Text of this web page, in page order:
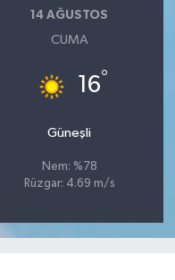
14 AĞUSTOS
CUMA
16°
Güneşli
Nem: %78
Rüzgar: 4.69 m/s